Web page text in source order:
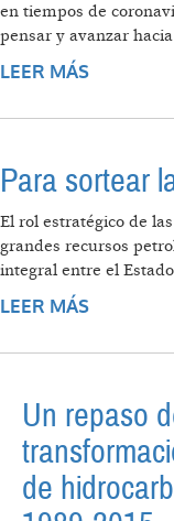
en tiempos de
pensar y avanzar
LEER MÁS
Para sortear
El rol estratégico de
grandes recursos
integral entre el
LEER MÁS
Un repaso
de